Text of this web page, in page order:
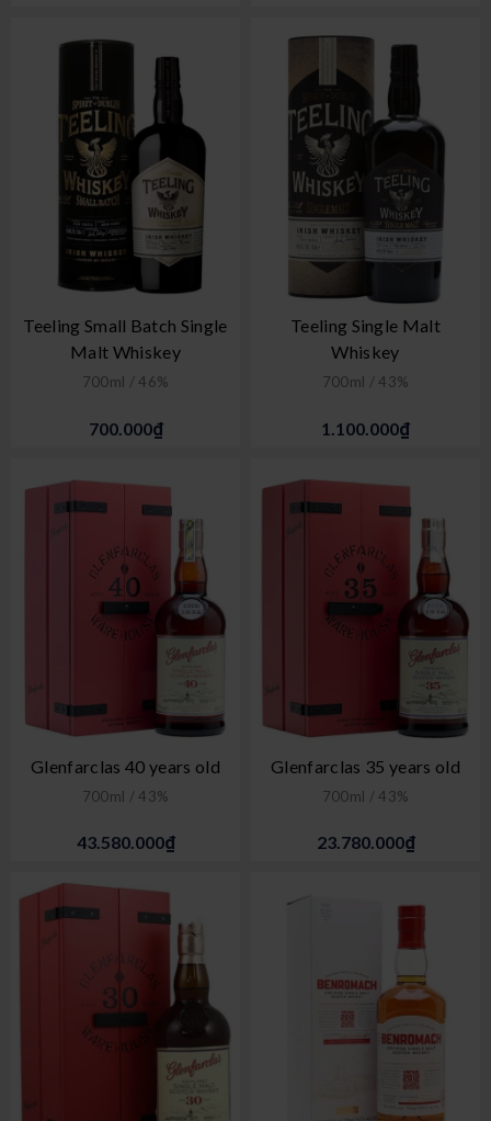
Teeling Small Batch Single
Malt Whiskey
700ml / 46%
700.000₫
Teeling Single Malt
Whiskey
700ml / 43%
1.100.000₫
Glenfarclas 40 years old
700ml / 43%
43.580.000₫
Glenfarclas 35 years old
700ml / 43%
23.780.000₫